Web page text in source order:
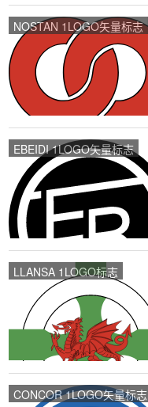
NOSTAN 1LOGO矢量标志
EBEIDI 1LOGO矢量标志
LLANSA 1LOGO标志
CONCOR 1LOGO矢量标志